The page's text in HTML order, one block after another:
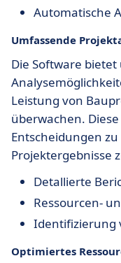
Automatische
Umfassende
Die Software
Leistung von
überwachen.
Entscheidungen
Projektergebnisse
Detallierte
Ressourcen-
Identifizierung
Optimiertes